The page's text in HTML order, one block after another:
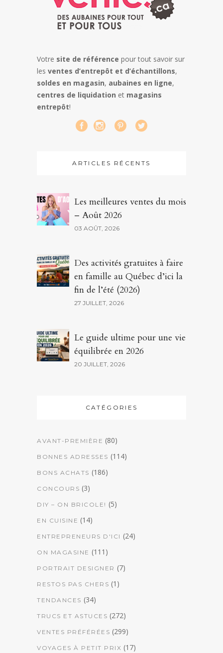
Votre site de référence pour tout savoir sur
les ventes d’entrepôt et d’échantillons,
soldes en magasin, aubaines en ligne,
centres de liquidation et magasins
entrepôt!
ARTICLES RÉCENTS
Les meilleures ventes du mois
– Août 2026
03 AOÛT, 2026
Des activités gratuites à faire
en famille au Québec d’ici la
fin de l’été (2026)
27 JUILLET, 2026
Le guide ultime pour une vie
équilibrée en 2026
20 JUILLET, 2026
CATÉGORIES
AVANT-PREMIÈRE (80)
BONNES ADRESSES (114)
BONS ACHATS (186)
CONCOURS (3)
DIY – ON BRICOLE! (5)
EN CUISINE (14)
ENTREPRENEURS D'ICI (24)
ON MAGASINE (111)
PORTRAIT DESIGNER (7)
RESTOS PAS CHERS (1)
TENDANCES (34)
TRUCS ET ASTUCES (272)
VENTES PRÉFÉRÉES (299)
VOYAGES À PETIT PRIX (17)